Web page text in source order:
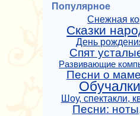
Популярное
Снежная
Сказки
День
Спят
Развивающие
Песни о
Обучалки
Шоу, спектакли,
Песни: